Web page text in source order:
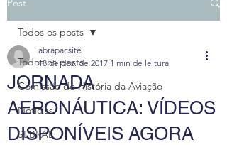
Post
Todos os posts
Comissão de História da Aviação
Notícias
SEBRAE
Todos os posts
JORNADA
AERONÁUTICA: VÍDEOS
DISPONÍVEIS AGORA
abrapacsite
18 de dez. de 2017 1 min de leitura